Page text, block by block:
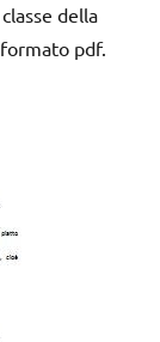
della
pdf.